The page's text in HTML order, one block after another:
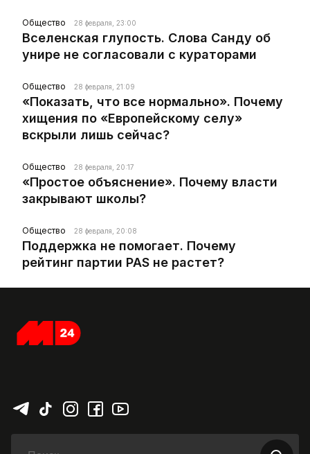
Общество 28 февраля, 23:00
Вселенская глупость. Слова Санду об
унире не согласовали с кураторами
Общество 28 февраля, 21:09
«Показать, что все нормально». Почему
хищения по «Европейскому селу»
вскрыли лишь сейчас?
Общество 28 февраля, 20:17
«Простое объяснение». Почему власти
закрывают школы?
Общество 28 февраля, 20:08
Поддержка не помогает. Почему
рейтинг партии PAS не растет?